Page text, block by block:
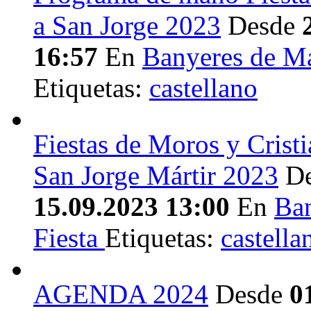
a San Jorge 2023 Desde
16:57 En Banyeres de
Etiquetas: castellano
Fiestas de Moros y
San Jorge Mártir 2023
15.09.2023 13:00 En
Fiesta Etiquetas:
AGENDA 2024 Desde